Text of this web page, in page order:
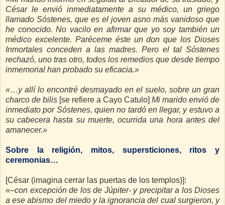
César le envió inmediatamente a su médico, un griego
llamado Sóstenes, que es el joven asno más vanidoso que
he conocido. No vacilo en afirmar que yo soy también un
médico excelente. Paréceme éste un don que los Dioses
Inmortales conceden a las madres. Pero el tal Sóstenes
rechazó, uno tras otro, todos los remedios que desde tiempo
inmemorial han probado su eficacia.»
«…y allí lo encontré desmayado en el suelo, sobre un gran
charco de bilis [se refiere a Cayo Catulo] Mi marido envió de
inmediato por Sóstenes, quien no tardó en llegar, y estuvo a
su cabecera hasta su muerte, ocurrida una hora antes del
amanecer.»
Sobre la religión, mitos, supersticiones, ritos y
ceremonias…
[César (imagina cerrar las puertas de los templos)]:
«–con excepción de los de Júpiter- y precipitar a los Dioses
a ese abismo del miedo y la ignorancia del cual surgieron, y